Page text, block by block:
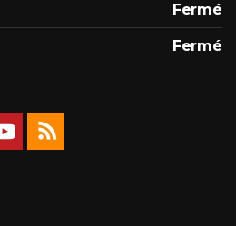
Fermé
Fermé